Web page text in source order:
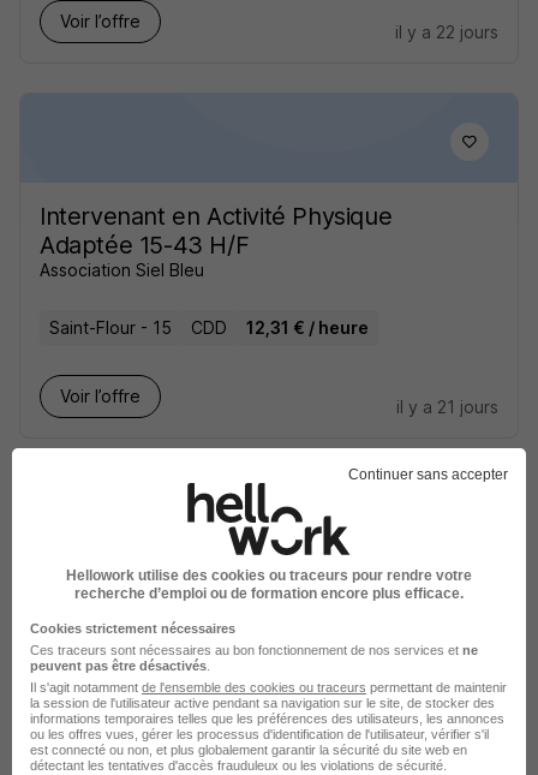
Voir l’offre
il y a 22 jours
Intervenant en Activité Physique
Adaptée 15-43 H/F
Association Siel Bleu
Saint-Flour - 15 CDD 12,31 € / heure
Voir l’offre
il y a 21 jours
Animateur - Animatrice en Camping
H/F
Camping du Belvedere
Neuvéglise-sur-Truyère - 15 CDD 13 € / heure
Continuer sans accepter
Hellowork utilise des cookies ou traceurs pour rendre votre
recherche d’emploi ou de formation encore plus efficace.
Cookies strictement nécessaires
Ces traceurs sont nécessaires au bon fonctionnement de nos services et ne
peuvent pas être désactivés
Il s'agit notamment de l'ensemble des cookies ou traceurs permettant de maintenir
la session de l'utilisateur active pendant sa navigation sur le site, de stocker des
informations temporaires telles que les préférences des utilisateurs, les annonces
ou les offres vues, gérer les processus d'identification de l'utilisateur, vérifier s'il
est connecté ou non, et plus globalement garantir la sécurité du site web en
détectant les tentatives d'accès frauduleux ou les violations de sécurité.